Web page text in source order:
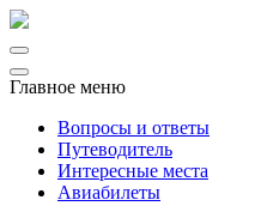
Главное меню
Вопросы и ответы
Путеводитель
Интересные места
Авиабилеты